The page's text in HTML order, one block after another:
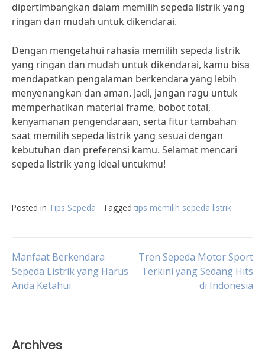
dipertimbangkan dalam memilih sepeda listrik yang
ringan dan mudah untuk dikendarai.
Dengan mengetahui rahasia memilih sepeda listrik
yang ringan dan mudah untuk dikendarai, kamu bisa
mendapatkan pengalaman berkendara yang lebih
menyenangkan dan aman. Jadi, jangan ragu untuk
memperhatikan material frame, bobot total,
kenyamanan pengendaraan, serta fitur tambahan
saat memilih sepeda listrik yang sesuai dengan
kebutuhan dan preferensi kamu. Selamat mencari
sepeda listrik yang ideal untukmu!
Posted in Tips Sepeda Tagged tips memilih sepeda listrik
Post
navigation
Manfaat Berkendara
Sepeda Listrik yang Harus
Anda Ketahui
Tren Sepeda Motor Sport
Terkini yang Sedang Hits
di Indonesia
Archives